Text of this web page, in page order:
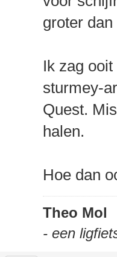
groter
Ik zag
sturmey-
Quest.
halen.
Hoe dan
Theo Mol
- een